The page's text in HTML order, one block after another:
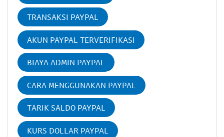
TRANSAKSI PAYPAL
AKUN PAYPAL TERVERIFIKASI
BIAYA ADMIN PAYPAL
CARA MENGGUNAKAN PAYPAL
TARIK SALDO PAYPAL
KURS DOLLAR PAYPAL